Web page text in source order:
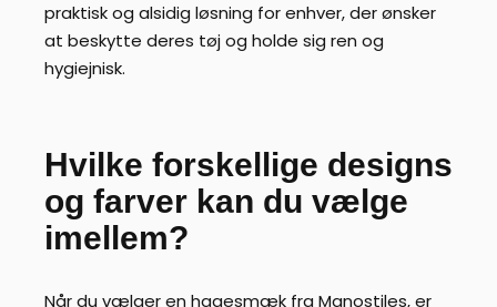
praktisk og alsidig løsning for enhver, der ønsker
at beskytte deres tøj og holde sig ren og
hygiejnisk.
Hvilke forskellige designs
og farver kan du vælge
imellem?
Når du vælger en hagesmæk fra Manostiles, er